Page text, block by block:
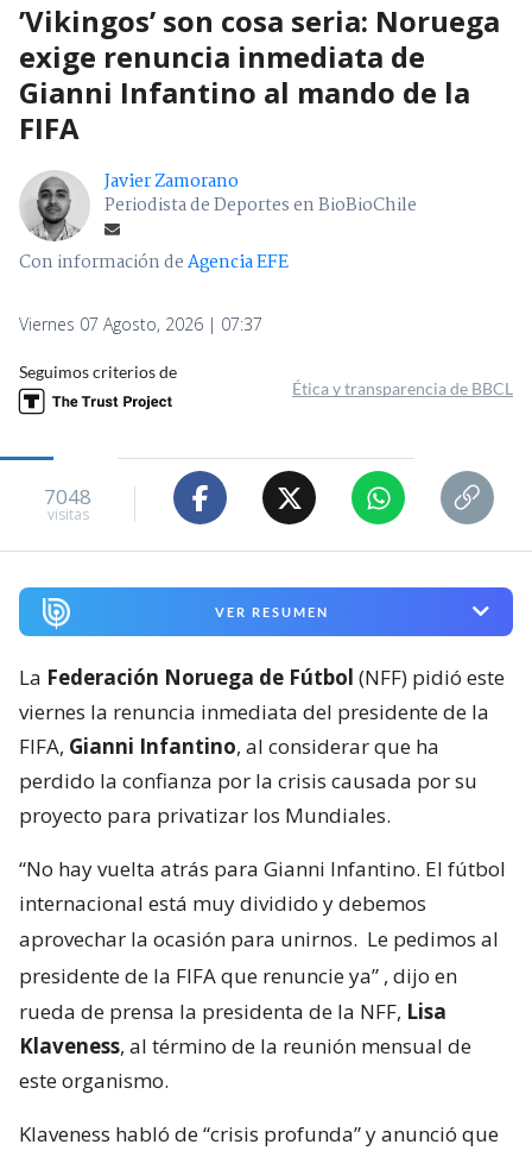
’Vikingos’ son cosa seria: Noruega
exige renuncia inmediata de
Gianni Infantino al mando de la
FIFA
Javier Zamorano
Periodista de Deportes en BioBioChile
Con información deAgencia EFE
Viernes 07 Agosto, 2026 | 07:37
Seguimos criterios de
Ética y transparencia de BBCL
7048
visitas
VER RESUMEN
La Federación Noruega de Fútbol (NFF) pidió este
viernes la renuncia inmediata del presidente de la
FIFA, Gianni Infantino, al considerar que ha
perdido la confianza por la crisis causada por su
proyecto para privatizar los Mundiales.
“No hay vuelta atrás para Gianni Infantino. El fútbol
internacional está muy dividido y debemos
aprovechar la ocasión para unirnos. Le pedimos al
presidente de la FIFA que renuncie ya” , dijo en
rueda de prensa la presidenta de la NFF, Lisa
Klaveness, al término de la reunión mensual de
este organismo.
Klaveness habló de “crisis profunda” y anunció que